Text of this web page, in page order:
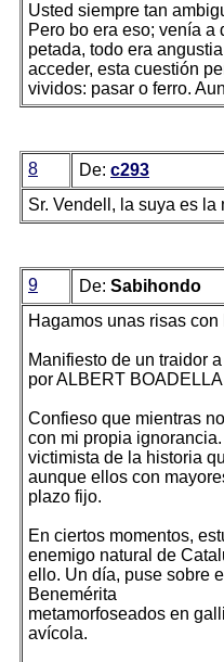
Usted siempre tan
Pero bo era eso; venía
petada, todo era
acceder, esta cuestión
vividos: pasar o ferro.
8 De: c293
Sr. Vendell, la suya es
9 De: Sabihondo
Hagamos unas risas
Manifiesto de un traidor
por ALBERT BOADELLA
Confieso que mientras
con mi propia
victimista de la historia
aunque ellos con
plazo fijo.
En ciertos momentos,
enemigo natural de
ello. Un día, puse sobre
Benemérita
metamorfoseados en
avícola.